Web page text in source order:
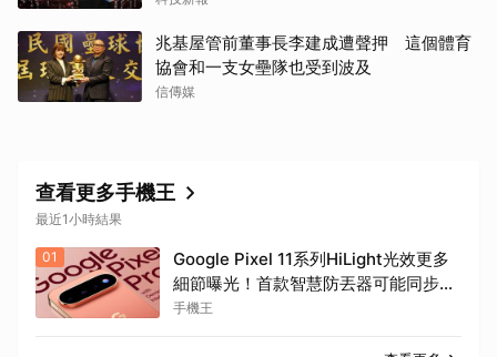
兆基屋管前董事長李建成遭聲押 這個體育
協會和一支女壘隊也受到波及
信傳媒
查看更多手機王
最近1小時結果
01
Google Pixel 11系列HiLight光效更多
細節曝光！首款智慧防丟器可能同步推
出
手機王